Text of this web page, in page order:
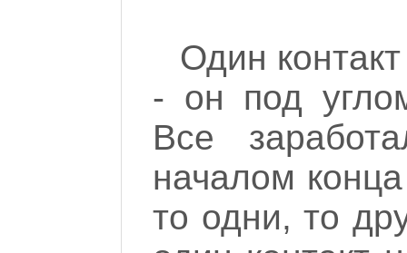
Один
- он под
Все
началом
то одни, то